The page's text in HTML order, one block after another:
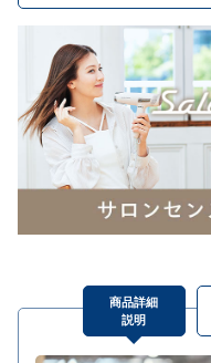
商品詳細
説明